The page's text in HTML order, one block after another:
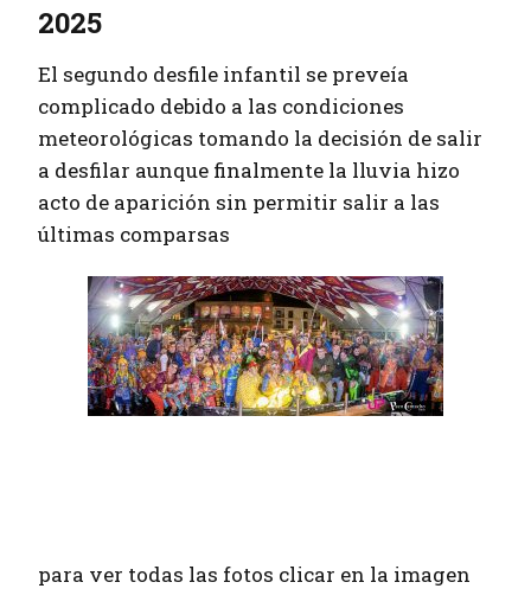
2025
El segundo desfile infantil se preveía
complicado debido a las condiciones
meteorológicas tomando la decisión de salir
a desfilar aunque finalmente la lluvia hizo
acto de aparición sin permitir salir a las
últimas comparsas
para ver todas las fotos clicar en la imagen